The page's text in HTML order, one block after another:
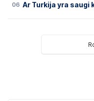
06 Ar Turkija yra saugi